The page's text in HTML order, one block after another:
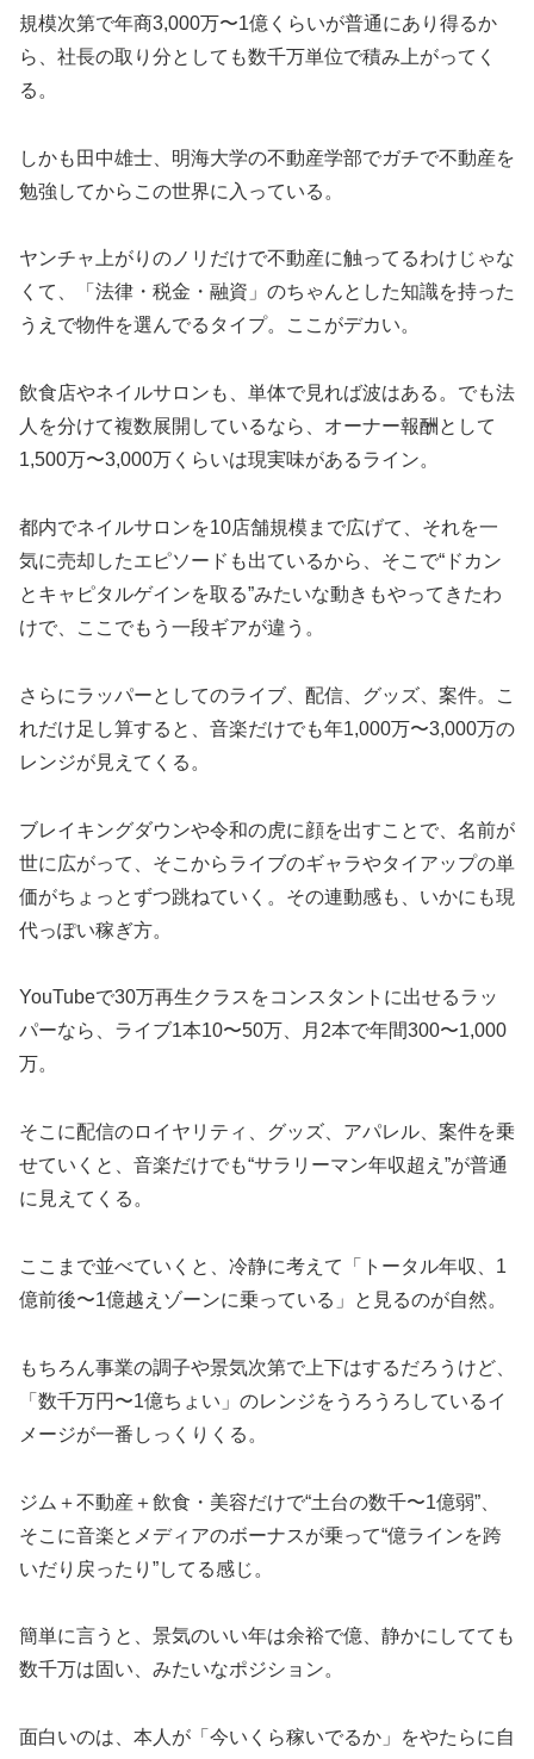
規模次第で年商3,000万〜1億くらいが普通にあり得るか
ら、社長の取り分としても数千万単位で積み上がってく
る。
しかも田中雄士、明海大学の不動産学部でガチで不動産を
勉強してからこの世界に入っている。
ヤンチャ上がりのノリだけで不動産に触ってるわけじゃな
くて、「法律・税金・融資」のちゃんとした知識を持った
うえで物件を選んでるタイプ。ここがデカい。
飲食店やネイルサロンも、単体で見れば波はある。でも法
人を分けて複数展開しているなら、オーナー報酬として
1,500万〜3,000万くらいは現実味があるライン。
都内でネイルサロンを10店舗規模まで広げて、それを一
気に売却したエピソードも出ているから、そこで“ドカン
とキャピタルゲインを取る”みたいな動きもやってきたわ
けで、ここでもう一段ギアが違う。
さらにラッパーとしてのライブ、配信、グッズ、案件。こ
れだけ足し算すると、音楽だけでも年1,000万〜3,000万の
レンジが見えてくる。
ブレイキングダウンや令和の虎に顔を出すことで、名前が
世に広がって、そこからライブのギャラやタイアップの単
価がちょっとずつ跳ねていく。その連動感も、いかにも現
代っぽい稼ぎ方。
YouTubeで30万再生クラスをコンスタントに出せるラッ
パーなら、ライブ1本10〜50万、月2本で年間300〜1,000
万。
そこに配信のロイヤリティ、グッズ、アパレル、案件を乗
せていくと、音楽だけでも“サラリーマン年収超え”が普通
に見えてくる。
ここまで並べていくと、冷静に考えて「トータル年収、1
億前後〜1億越えゾーンに乗っている」と見るのが自然。
もちろん事業の調子や景気次第で上下はするだろうけど、
「数千万円〜1億ちょい」のレンジをうろうろしているイ
メージが一番しっくりくる。
ジム＋不動産＋飲食・美容だけで“土台の数千〜1億弱”、
そこに音楽とメディアのボーナスが乗って“億ラインを跨
いだり戻ったり”してる感じ。
簡単に言うと、景気のいい年は余裕で億、静かにしてても
数千万は固い、みたいなポジション。
面白いのは、本人が「今いくら稼いでるか」をやたらに自